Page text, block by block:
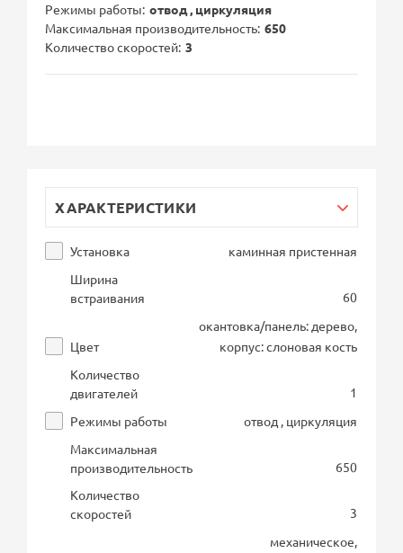
Режимы работы отвод , циркуляция
Максимальная производительность 650
Количество скоростей 3
ХАРАКТЕРИСТИКИ
Установка
каминная пристенная
Ширина
встраивания
60
Цвет
окантовка/панель: дерево,
корпус: слоновая кость
Количество
двигателей
1
Режимы работы
отвод , циркуляция
Максимальная
производительность
650
Количество
скоростей
3
механическое,